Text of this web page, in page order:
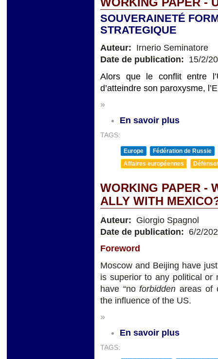
SOUVERAINETÉ
STRATEGIQUE
Auteur: Irnerio Seminatore
Date de publication: 15/2/
Alors que le conflit entre
d’atteindre son paroxysme,
»
En savoir plus
TAGS:
Europe
Fédération de Russie
Affaires européennes
WORKING PAPER -
ALLY WITH
Auteur: Giorgio Spagnol
Date de publication: 6/2/
Foreword
Moscow and Beijing have
is superior to any political or
have “noforbiddenareas of
the influence of the US.
»
En savoir plus
TAGS: